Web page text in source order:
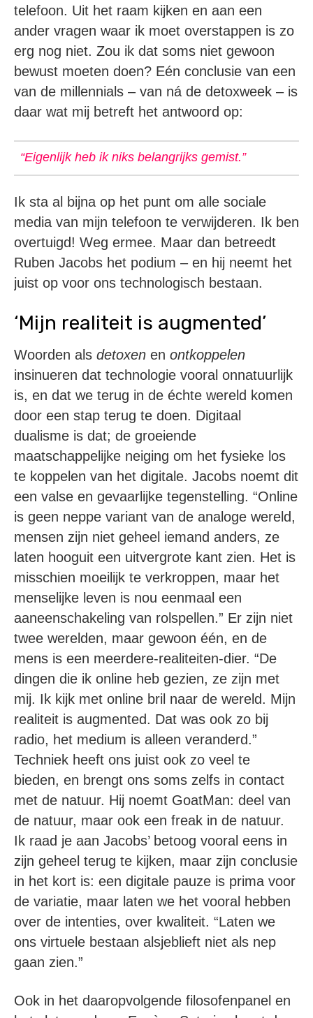
telefoon. Uit het raam kijken en aan een
ander vragen waar ik moet overstappen is zo
erg nog niet. Zou ik dat soms niet gewoon
bewust moeten doen? Eén conclusie van een
van de millennials – van ná de detoxweek – is
daar wat mij betreft het antwoord op:
“Eigenlijk heb ik niks belangrijks gemist.”
Ik sta al bijna op het punt om alle sociale
media van mijn telefoon te verwijderen. Ik ben
overtuigd! Weg ermee. Maar dan betreedt
Ruben Jacobs het podium – en hij neemt het
juist op voor ons technologisch bestaan.
‘Mijn realiteit is augmented’
Woorden als detoxen en ontkoppelen
insinueren dat technologie vooral onnatuurlijk
is, en dat we terug in de échte wereld komen
door een stap terug te doen. Digitaal
dualisme is dat; de groeiende
maatschappelijke neiging om het fysieke los
te koppelen van het digitale. Jacobs noemt dit
een valse en gevaarlijke tegenstelling. “Online
is geen neppe variant van de analoge wereld,
mensen zijn niet geheel iemand anders, ze
laten hooguit een uitvergrote kant zien. Het is
misschien moeilijk te verkroppen, maar het
menselijke leven is nou eenmaal een
aaneenschakeling van rolspellen.” Er zijn niet
twee werelden, maar gewoon één, en de
mens is een meerdere-realiteiten-dier. “De
dingen die ik online heb gezien, ze zijn met
mij. Ik kijk met online bril naar de wereld. Mijn
realiteit is augmented. Dat was ook zo bij
radio, het medium is alleen veranderd.”
Techniek heeft ons juist ook zo veel te
bieden, en brengt ons soms zelfs in contact
met de natuur. Hij noemt GoatMan: deel van
de natuur, maar ook een freak in de natuur.
Ik raad je aan Jacobs’ betoog vooral eens in
zijn geheel terug te kijken, maar zijn conclusie
in het kort is: een digitale pauze is prima voor
de variatie, maar laten we het vooral hebben
over de intenties, over kwaliteit. “Laten we
ons virtuele bestaan alsjeblieft niet als nep
gaan zien.”
Ook in het daaropvolgende filosofenpanel en